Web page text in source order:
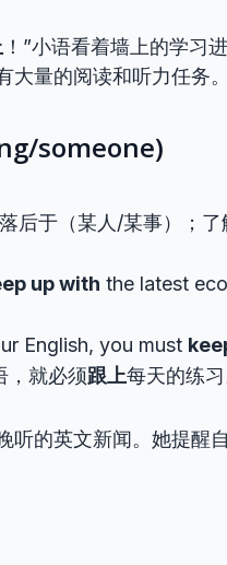
！”小语看着墙上的学习
量的阅读和听力任务。
someone)
后于（某人/某事）；了
up with the latest
English, you must
，就必须跟上每天的练习
听的英文新闻。她提醒